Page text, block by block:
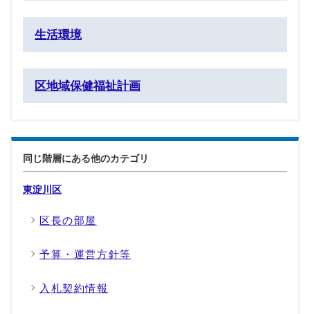
生活環境
区地域保健福祉計画
同じ階層にある他のカテゴリ
東淀川区
区長の部屋
予算・運営方針等
入札契約情報